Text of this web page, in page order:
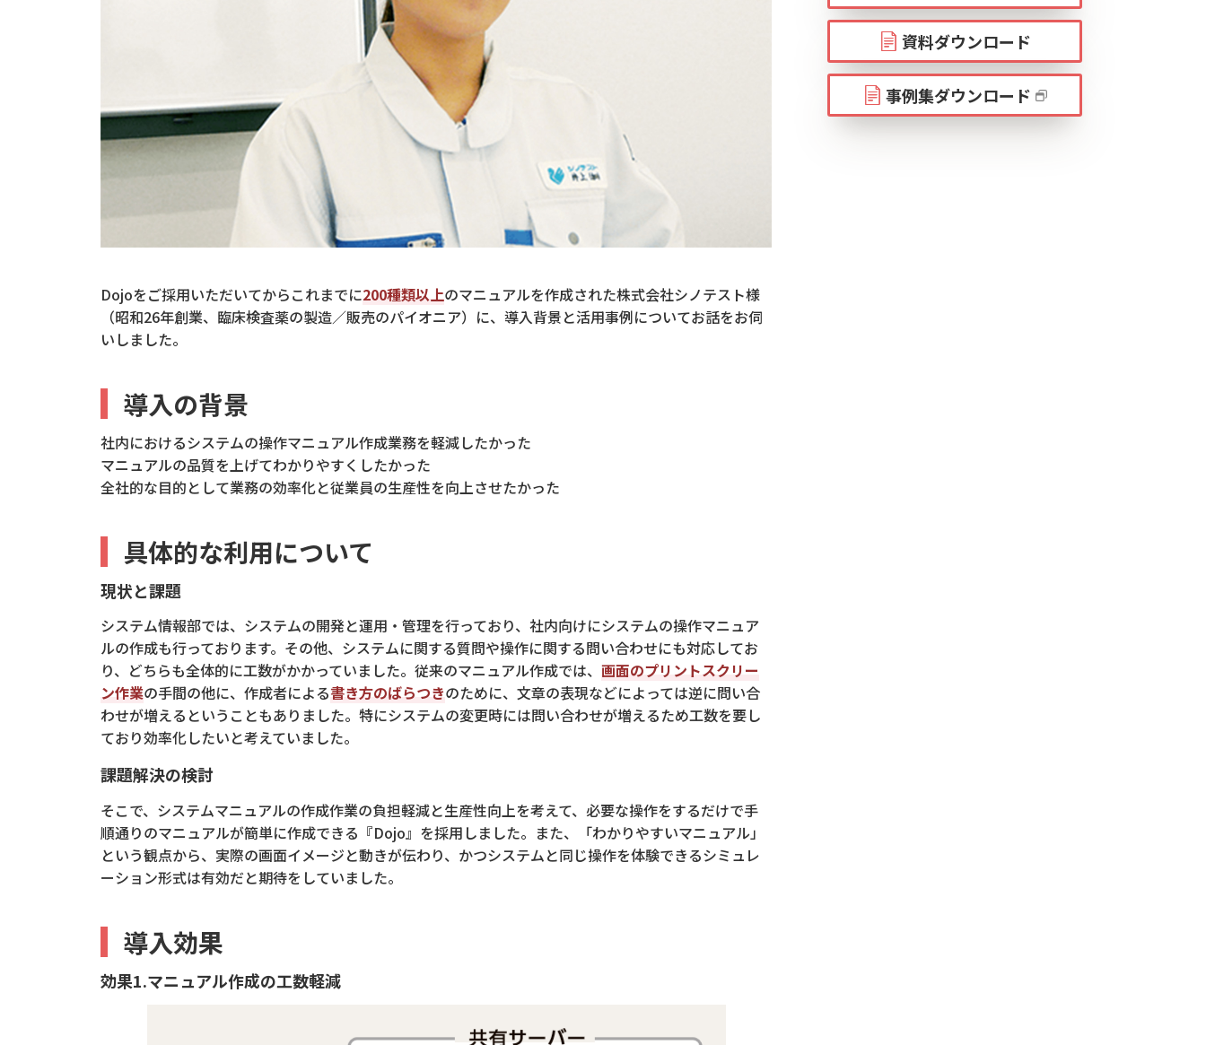
Dojoをご採用いただいてからこれまでに200種類以上のマニュアルを作成された株式会社シノテスト様
（昭和26年創業、臨床検査薬の製造／販売のパイオニア）に、導入背景と活用事例についてお話をお伺
いしました。
導入の背景
社内におけるシステムの操作マニュアル作成業務を軽減したかった
マニュアルの品質を上げてわかりやすくしたかった
全社的な目的として業務の効率化と従業員の生産性を向上させたかった
具体的な利用について
現状と課題
システム情報部では、システムの開発と運用・管理を行っており、社内向けにシステムの操作マニュア
ルの作成も行っております。その他、システムに関する質問や操作に関する問い合わせにも対応してお
り、どちらも全体的に工数がかかっていました。従来のマニュアル作成では、 画面のプリントスクリー
ン作業の手間の他に、作成者による書き方のばらつきのために、文章の表現などによっては逆に問い合
わせが増えるということもありました。特にシステムの変更時には問い合わせが増えるため工数を要し
ており効率化したいと考えていました。
課題解決の検討
そこで、システムマニュアルの作成作業の負担軽減と生産性向上を考えて、必要な操作をするだけで手
順通りのマニュアルが簡単に作成できる『Dojo』を採用しました。また、「わかりやすいマニュアル」
という観点から、実際の画面イメージと動きが伝わり、かつシステムと同じ操作を体験できるシミュレ
ーション形式は有効だと期待をしていました。
導入効果
効果1.マニュアル作成の工数軽減
資料ダウンロード
事例集ダウンロード